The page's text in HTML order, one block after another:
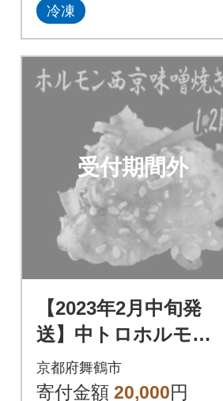
冷凍
受付期間外
【2023年2月中旬発
送】中トロホルモン
西京味噌焼き 1.2kg
京都府舞鶴市
寄付金額 20,000円